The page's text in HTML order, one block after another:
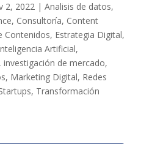
2, 2022| Analisis de datos,
, Consultoría, Content
Contenidos, Estrategia Digital,
Artificial,
, investigación de mercado,
, Marketing Digital, Redes
, Transformación